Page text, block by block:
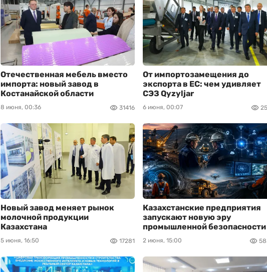
Отечественная мебель вместо
импорта: новый завод в
Костанайской области
8 июня, 00:36 31416
От импортозамещения до
экспорта в ЕС: чем удивляет
СЭЗ Qyzyljar
6 июня, 00:07
Новый завод меняет рынок
молочной продукции
Казахстана
5 июня, 16:50 17281
Казахстанские предприятия
запускают новую эру
промышленной безопасности
2 июня, 15:00